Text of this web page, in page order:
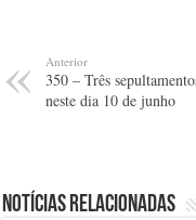
Anterior
350 – Três
neste dia 10 de junho
Notícias relacionadas